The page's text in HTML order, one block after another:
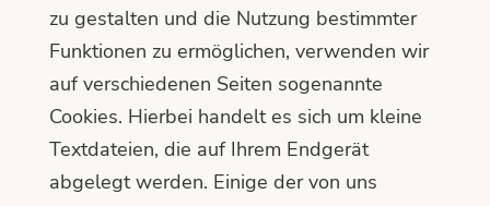
zu gestalten und die Nutzung bestimmter
Funktionen zu ermöglichen, verwenden wir
auf verschiedenen Seiten sogenannte
Cookies. Hierbei handelt es sich um kleine
Textdateien, die auf Ihrem Endgerät
abgelegt werden. Einige der von uns